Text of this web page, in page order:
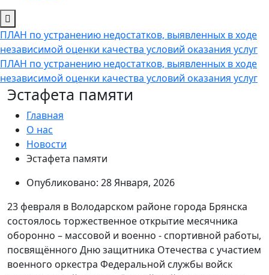
ПЛАН по устранению недостатков, выявленных в ходе
независимой оценки качества условий оказания услуг
ПЛАН по устранению недостатков, выявленных в ходе
независимой оценки качества условий оказания услуг
Эстафета памяти
Главная
О нас
Новости
Эстафета памяти
Опубликовано: 28 Января, 2026
23 февраля в Володарском районе города Брянска
состоялось торжественное открытие месячника
оборонно – массовой и военно - спортивной работы,
посвящённого Дню защитника Отечества с участием
военного оркестра Федеральной службы войск